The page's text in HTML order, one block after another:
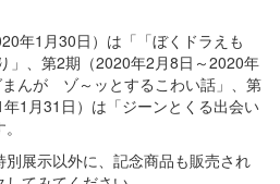
年1月30日）は「「ぼくドラえも
」、第2期（2020年2月8日～2020年
んが ゾ～ッとするこわい話」、第
1月31日）は「ジーンとくる出会い
展示以外に、記念商品も販売され